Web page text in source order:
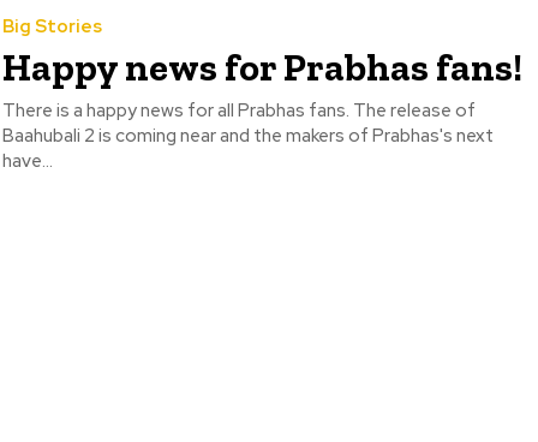
Big Stories
Happy news for Prabhas fans!
There is a happy news for all Prabhas fans. The release of
Baahubali 2 is coming near and the makers of Prabhas's next
have...